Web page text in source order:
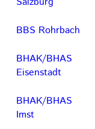
BBS Rohrbach
BHAK/BHAS
Eisenstadt
BHAK/BHAS
Imst